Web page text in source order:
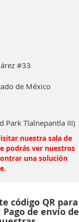
#33
de México
Park Tlalnepantla III)
nuestra sala de
podrás ver nuestros
una solución
código QR para
de envío de